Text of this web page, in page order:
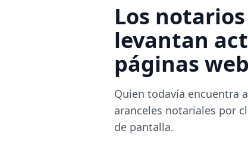
Los
levantan
páginas web
Quien todavía encuentra
aranceles notariales por
de pantalla.